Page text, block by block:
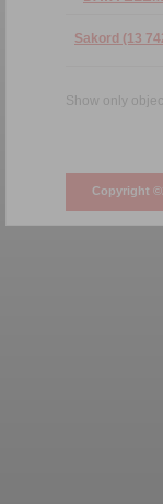
Sakord (13
Show only
Copyright